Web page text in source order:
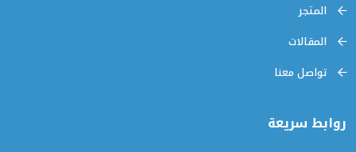
المتجر
المقالات
تواصل معنا
روابط سريعة